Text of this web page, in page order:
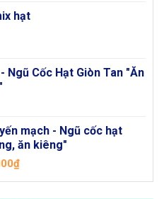
hạt
Ngũ Cốc Hạt Giòn Tan "Ăn
mạch - Ngũ cốc hạt
ăn kiêng"
₫Giá